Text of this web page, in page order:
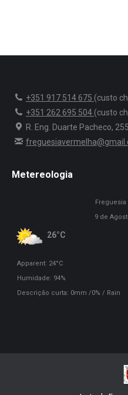
+351 917 514 675 (custo
+351 262 695 504 (custo
R. Eng. Duarte Pacheco,
Metereologia
9 de
26°C
Apparent: 24°C
Humidade: 94%
Descrição curta: 0mm /0% / Rain